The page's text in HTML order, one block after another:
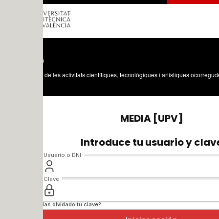
les activitats científiques, tecnològiques i artístiques ocorregudes en els tres